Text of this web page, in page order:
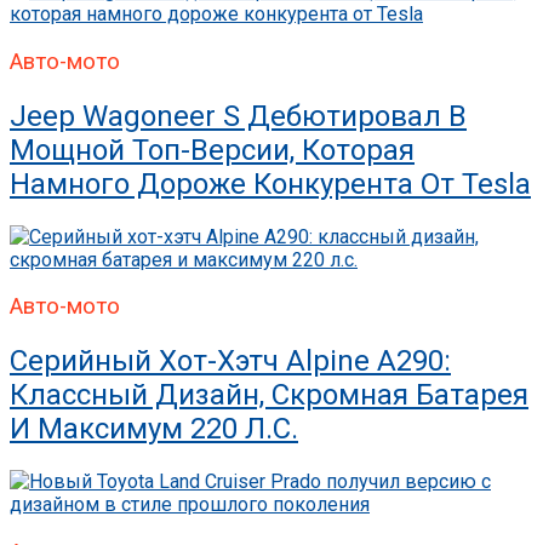
Авто-мото
Jeep Wagoneer S Дебютировал В
Мощной Топ-Версии, Которая
Намного Дороже Конкурента От Tesla
Авто-мото
Серийный Хот-Хэтч Alpine A290:
Классный Дизайн, Скромная Батарея
И Максимум 220 Л.с.